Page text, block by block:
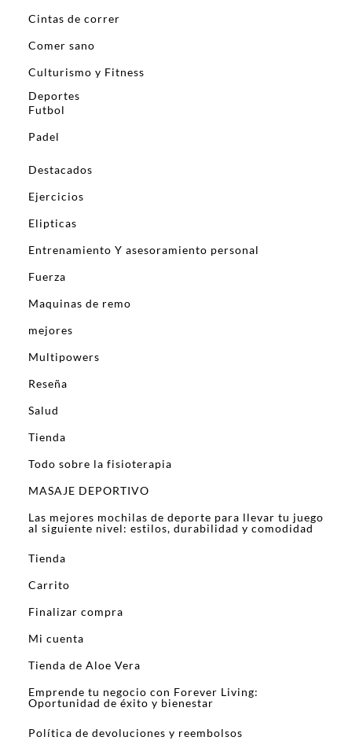
Cintas de correr
Comer sano
Culturismo y Fitness
Deportes
Futbol
Padel
Destacados
Ejercicios
Elipticas
Entrenamiento Y asesoramiento personal
Fuerza
Maquinas de remo
mejores
Multipowers
Reseña
Salud
Tienda
Todo sobre la fisioterapia
MASAJE DEPORTIVO
Las mejores mochilas de deporte para llevar tu juego
al siguiente nivel: estilos, durabilidad y comodidad
Tienda
Carrito
Finalizar compra
Mi cuenta
Tienda de Aloe Vera
Emprende tu negocio con Forever Living:
Oportunidad de éxito y bienestar
Política de devoluciones y reembolsos